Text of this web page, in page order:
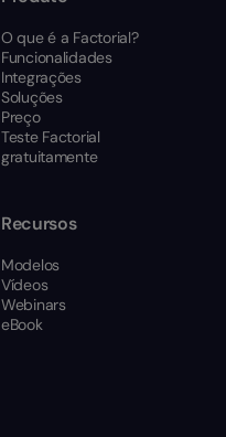
O que é a Factorial?
Funcionalidades
Integrações
Soluções
Preço
Teste Factorial
gratuitamente
Recursos
Modelos
Vídeos
Webinars
eBook